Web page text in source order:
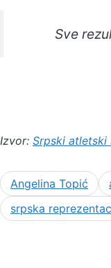
Sve
Izvor: Srpski atletski
Angelina Topić
srpska